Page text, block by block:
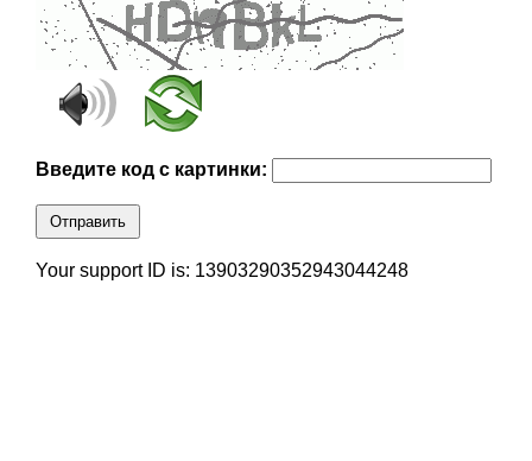
Введите код с картинки:
Отправить
Your support ID is: 13903290352943044248